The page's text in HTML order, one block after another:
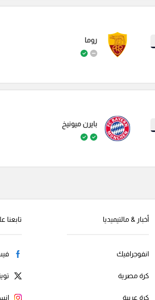
روما
بايرن ميونيخ
أخبار & مالتيميديا
انفوجرافيك
كرة مصرية
كرة عربية
تابعنا